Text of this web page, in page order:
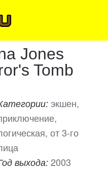
Jones
Tomb
экшен,
от 3-го
выхода: 2003